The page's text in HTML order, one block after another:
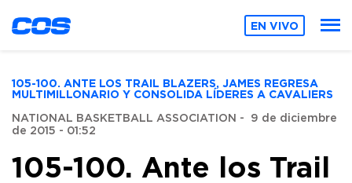
EN VIVO
105-100. ANTE LOS TRAIL BLAZERS, JAMES REGRESA
MULTIMILLONARIO Y CONSOLIDA LÍDERES A CAVALIERS
NATIONAL BASKETBALL ASSOCIATION - 9 de diciembre
de 2015 - 01:52
105-100. Ante los Trail